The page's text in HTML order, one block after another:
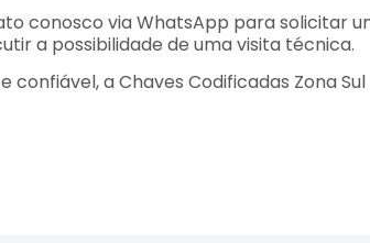
conosco via WhatsApp para solicitar
a possibilidade de uma visita técnica.
a Chaves Codificadas Zona